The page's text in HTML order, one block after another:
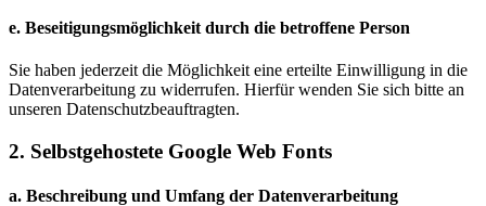
e. Beseitigungsmöglichkeit durch die betroffene Person
Sie haben jederzeit die Möglichkeit eine erteilte Einwilligung in die
Datenverarbeitung zu widerrufen. Hierfür wenden Sie sich bitte an
unseren Datenschutzbeauftragten.
2. Selbstgehostete Google Web Fonts
a. Beschreibung und Umfang der Datenverarbeitung